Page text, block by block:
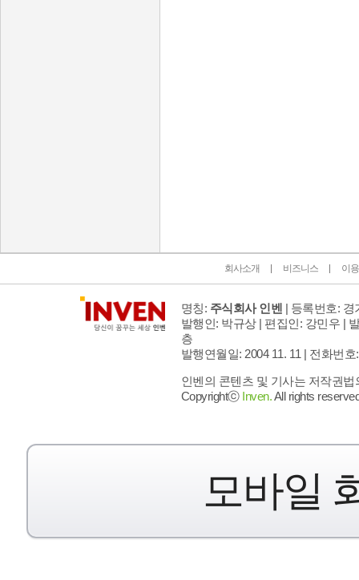
회사소개 비즈니스 이
명칭: 주식회사 인벤 | 등록번호: 경
발행인: 박규상 | 편집인: 강민우 |
층
발행연월일: 2004 11. 11 | 전화번호
인벤의 콘텐츠 및 기사는 저작권
Copyrightⓒ Inven.All rights
모바일